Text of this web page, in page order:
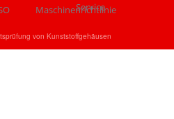
von Kunststoffgehäusen